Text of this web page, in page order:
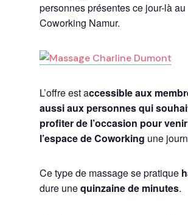
personnes présentes ce jour-là au
Coworking Namur.
L’offre est accessible aux
aussi aux personnes qui
profiter de l’occasion pour
l’espace de Coworking une
Ce type de massage se pratique
dure unequinzaine de minutes.